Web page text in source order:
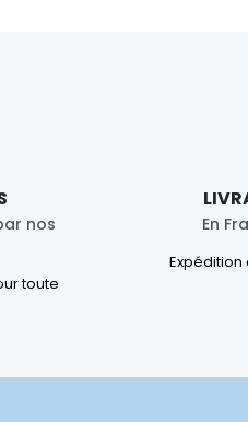
nos
toute
En
Expédition